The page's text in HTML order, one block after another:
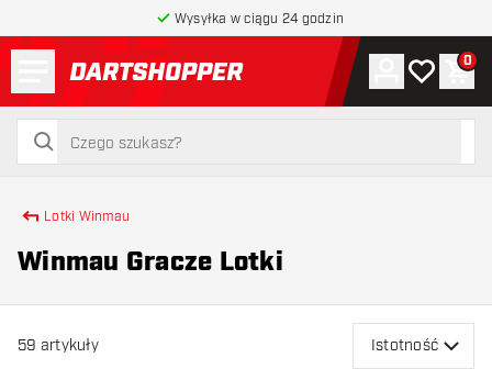
Wysyłka w ciągu 24 godzin
powrót do strony głównej
szukaj
szukaj
Konto
Moja lista
0
Lotki Winmau
Winmau Gracze Lotki
59 artykuły Istotność